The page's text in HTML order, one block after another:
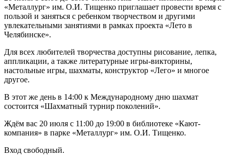
«Металлург» им. О.И. Тищенко приглашает провести время с
пользой и заняться с ребенком творчеством и другими
увлекательными занятиями в рамках проекта «Лето в
Челябинске».
Для всех любителей творчества доступны рисование, лепка,
аппликации, а также литературные игры-викторины,
настольные игры, шахматы, конструктор «Лего» и многое
другое.
В этот же день в 14:00 к Международному дню шахмат
состоится «Шахматный турнир поколений».
Ждём вас 20 июля с 11:00 до 19:00 в библиотеке «Кают-
компания» в парке «Металлург» им. О.И. Тищенко.
Вход свободный.